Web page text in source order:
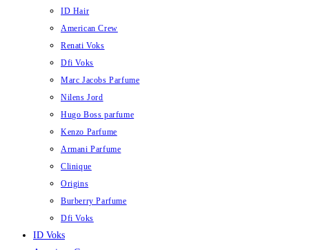
ID Hair
American Crew
Renati Voks
Dfi Voks
Marc Jacobs Parfume
Nilens Jord
Hugo Boss parfume
Kenzo Parfume
Armani Parfume
Clinique
Origins
Burberry Parfume
Dfi Voks
ID Voks